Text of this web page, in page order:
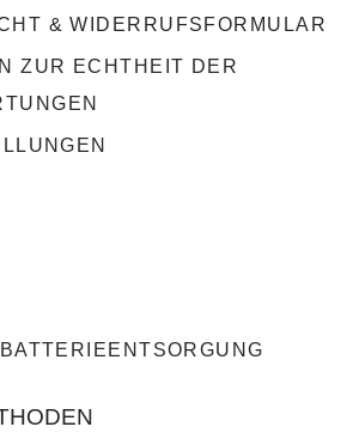
& WIDERRUFSFORMULAR
ZUR ECHTHEIT DER